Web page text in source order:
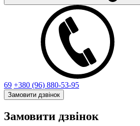
69 +380 (96) 880-53-95
Замовити дзвінок
Замовити дзвінок